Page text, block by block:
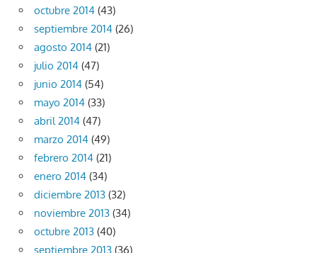
octubre 2014 (43)
septiembre 2014 (26)
agosto 2014 (21)
julio 2014 (47)
junio 2014 (54)
mayo 2014 (33)
abril 2014 (47)
marzo 2014 (49)
febrero 2014 (21)
enero 2014 (34)
diciembre 2013 (32)
noviembre 2013 (34)
octubre 2013 (40)
septiembre 2013 (36)